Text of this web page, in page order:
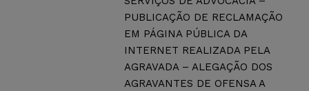
PUBLICAÇÃO DE RECLAMAÇÃO
EM PÁGINA PÚBLICA DA
INTERNET REALIZADA PELA
AGRAVADA – ALEGAÇÃO DOS
AGRAVANTES DE OFENSA A